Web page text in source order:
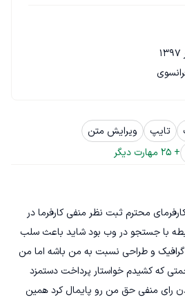
تایپ
ویرایش متن
+
25 مهارت دیگر
محترم ثبت نظر منفی کارفرما در
با جستجو در وب بود شاید باعث سلب
و طراحی نسبت به من باشه اما من
که کشیدم خواستار پرداخت دستمزد
رای منفی حق من رو پایمال کرد همین